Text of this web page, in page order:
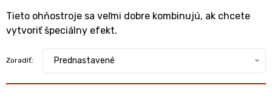
Tieto ohňostroje sa veľmi dobre kombinujú, ak chcete
vytvoriť špeciálny efekt.
Zoradiť: Prednastavené